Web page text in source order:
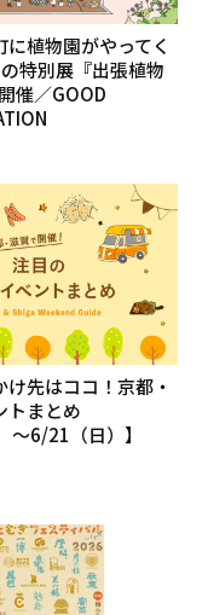
植物園がやってく
特別展『出張植物
催／GOOD
先はココ！京都・
トまとめ
〜6/21（日）】